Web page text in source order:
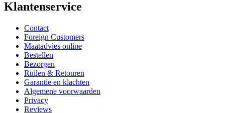
Klantenservice
Contact
Foreign Customers
Maatadvies online
Bestellen
Bezorgen
Ruilen & Retouren
Garantie en klachten
Algemene voorwaarden
Privacy
Reviews